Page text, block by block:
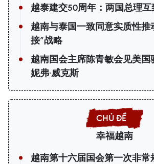
越泰建交50周年：两国总理互
越南与泰国一致同意实质性推
接”战略
越南国会主席陈青敏会见美国
妮弗·威克斯
幸福越南
越南第十六届国会第一次非常